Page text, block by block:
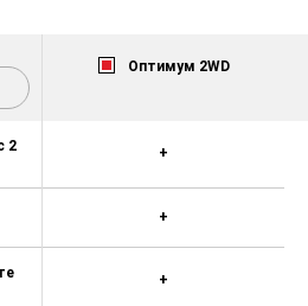
режима
эко, спорт,
парковки
замок с
управлением
для передних
центральном
Оптимум 2WD
2
+
+
+